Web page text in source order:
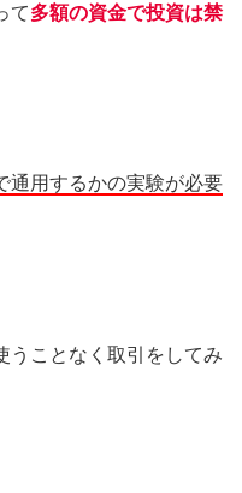
て多額の資金で投資は禁
通用するかの実験が必要
うことなく取引をしてみ